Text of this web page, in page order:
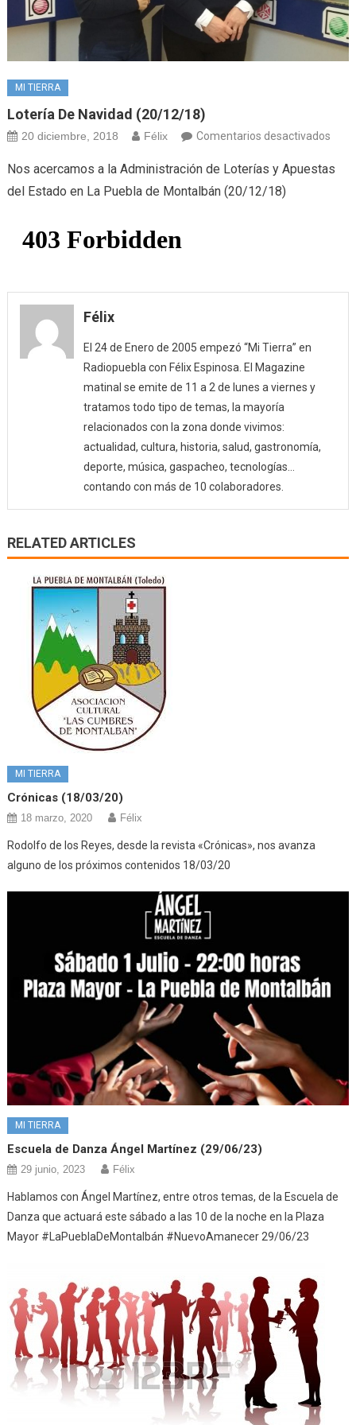
MI TIERRA
Lotería De Navidad (20/12/18)
20 diciembre, 2018 Félix Comentarios desactivadosen
de
Nos acercamos a la Administración de Loterías y Apuestas
del Estado en La Puebla de Montalbán (20/12/18)
Félix
El 24 de Enero de 2005 empezó “Mi Tierra” en
Radiopuebla con Félix Espinosa. El Magazine
matinal se emite de 11 a 2 de lunes a viernes y
tratamos todo tipo de temas, la mayoría
relacionados con la zona donde vivimos:
actualidad, cultura, historia, salud, gastronomía,
deporte, música, gaspacheo, tecnologías…
contando con más de 10 colaboradores.
RELATED ARTICLES
MI TIERRA
Crónicas (18/03/20)
18 marzo, 2020 Félix
Rodolfo de los Reyes, desde la revista «Crónicas», nos avanza
alguno de los próximos contenidos 18/03/20
MI TIERRA
Escuela de Danza Ángel Martínez (29/06/23)
29 junio, 2023 Félix
Hablamos con Ángel Martínez, entre otros temas, de la Escuela de
Danza que actuará este sábado a las 10 de la noche en la Plaza
Mayor #LaPueblaDeMontalbán #NuevoAmanecer 29/06/23